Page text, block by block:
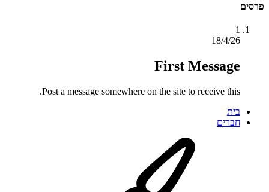
פרסים
1
18/4/26
First Message
Post a message somewhere on the site to receive this.
בית
חברים